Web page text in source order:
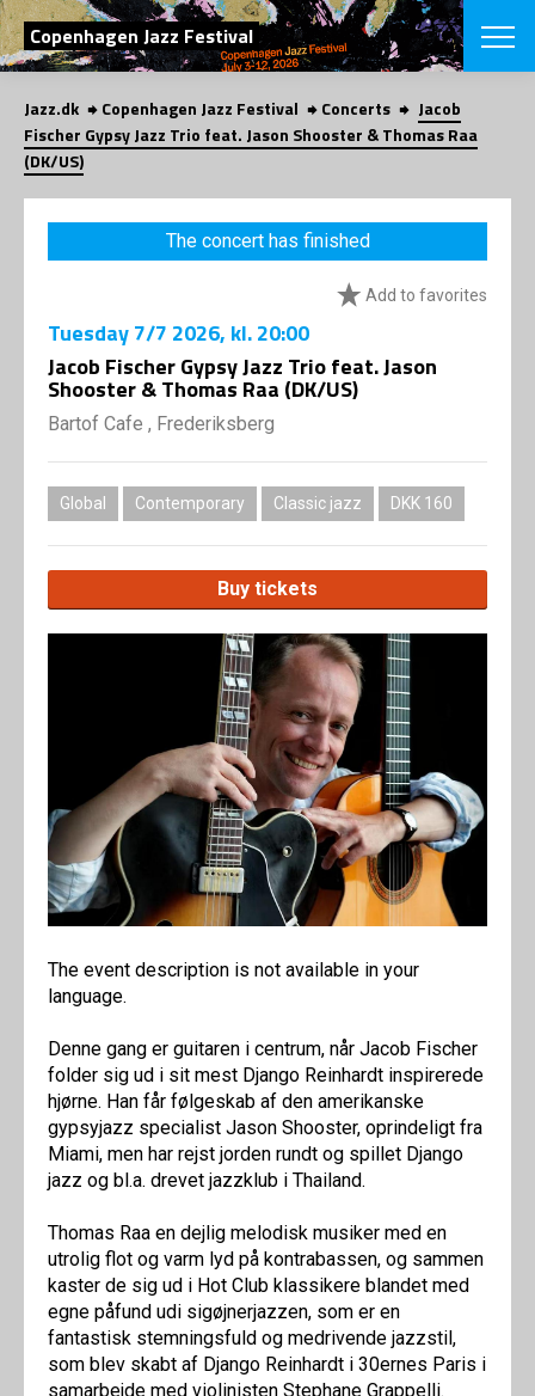
SEARCH
Copenhagen Jazz Festival
Danish
COPENHAGEN
VINTERJAZZ
PROGRAM
Venues &
About us
Privacy
SHOP
Jazz.dk Copenhagen Jazz Festival Concerts
Jacob
Fischer Gypsy Jazz Trio feat. Jason Shooster & Thomas Raa
(DK/US)
The concert has finished
Add to favorites
Tuesday7/7 2026, kl. 20:00
Jacob Fischer Gypsy Jazz Trio feat. Jason
Shooster & Thomas Raa (DK/US)
Bartof Cafe , Frederiksberg
Global Contemporary Classic jazz DKK 160
Buy tickets
The event description is not available in your
language.
Denne gang er guitaren i centrum, når Jacob Fischer
folder sig ud i sit mest Django Reinhardt inspirerede
hjørne. Han får følgeskab af den amerikanske
gypsyjazz specialist Jason Shooster, oprindeligt fra
Miami, men har rejst jorden rundt og spillet Django
jazz og bl.a. drevet jazzklub i Thailand.
Thomas Raa en dejlig melodisk musiker med en
utrolig flot og varm lyd på kontrabassen, og sammen
kaster de sig ud i Hot Club klassikere blandet med
egne påfund udi sigøjnerjazzen, som er en
fantastisk stemningsfuld og medrivende jazzstil,
som blev skabt af Django Reinhardt i 30ernes Paris i
samarbejde med violinisten Stephane Grappelli.